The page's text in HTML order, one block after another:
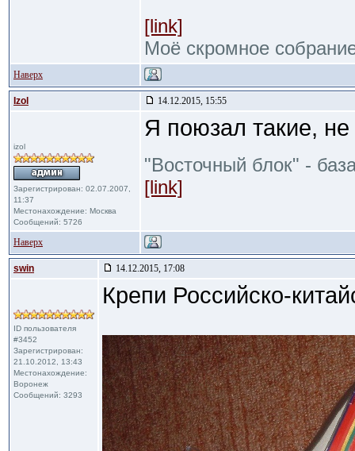
[link]
Моё скромное
Наверх
Izol 14.12.2015, 15:55
izol
Зарегистрирован: 02.07.2007,
11:37
Местонахождение: Москва
Сообщений: 5726
Я поюзал такие,
"Восточный блок" -
[link]
Наверх
swin 14.12.2015, 17:08
ID пользователя
#3452
Зарегистрирован:
21.10.2012, 13:43
Местонахождение:
Воронеж
Сообщений: 3293
Крепи Российско-